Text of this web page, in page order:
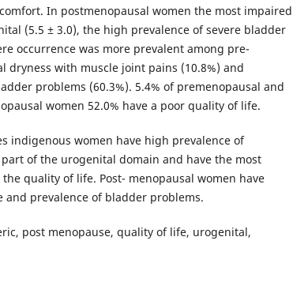
In postmenopausal women the most impaired
(5.5 ± 3.0), the high prevalence of severe bladder
occurrence was more prevalent among pre-
dryness with muscle joint pains (10.8%) and
problems (60.3%). 5.4% of premenopausal and
women 52.0% have a poor quality of life.
indigenous women have high prevalence of
of the urogenital domain and have the most
quality of life. Post- menopausal women have
and prevalence of bladder problems.
post menopause, quality of life, urogenital,